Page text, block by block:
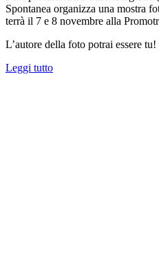
Spontanea organizza una mostra
terrà il 7 e 8 novembre alla
L’autore della foto potrai essere tu!
Leggi tutto